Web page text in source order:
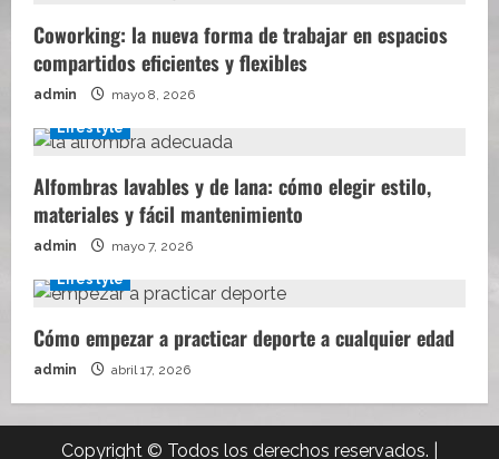
Coworking: la nueva forma de trabajar en espacios
compartidos eficientes y flexibles
admin mayo 8, 2026
Lifestyle
Alfombras lavables y de lana: cómo elegir estilo,
materiales y fácil mantenimiento
admin mayo 7, 2026
Lifestyle
Cómo empezar a practicar deporte a cualquier edad
admin abril 17, 2026
Copyright © Todos los derechos reservados.